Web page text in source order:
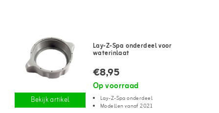
Bekijk artikel
Lay-Z-Spa onderdeel voor
waterinlaat
€8,95
Op voorraad
Lay-Z-Spa onderdeel
Modellen vanaf 2021